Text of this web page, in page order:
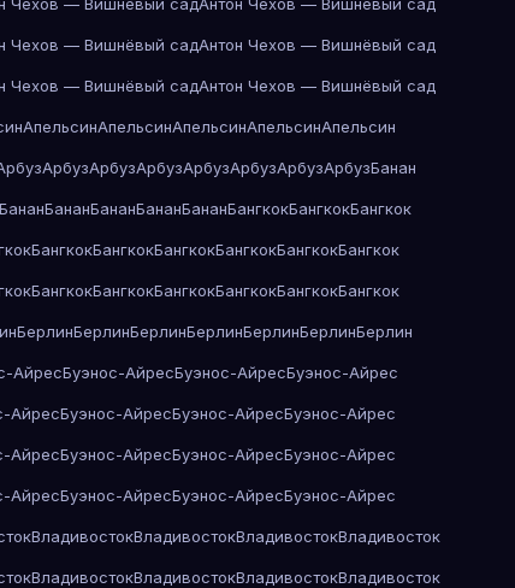
Чехов — Вишнёвый садАнтон Чехов — Вишнёвый сад
Чехов — Вишнёвый садАнтон Чехов — Вишнёвый сад
АпельсинАпельсинАпельсинАпельсинАпельсин
АрбузАрбузАрбузАрбузАрбузАрбузАрбузБанан
БананБананБананБананБананБангкокБангкокБангкок
БангкокБангкокБангкокБангкокБангкокБангкок
БангкокБангкокБангкокБангкокБангкокБангкок
БерлинБерлинБерлинБерлинБерлинБерлинБерлин
АйресБуэнос-АйресБуэнос-АйресБуэнос-Айрес
АйресБуэнос-АйресБуэнос-АйресБуэнос-Айрес
АйресБуэнос-АйресБуэнос-АйресБуэнос-Айрес
АйресБуэнос-АйресБуэнос-АйресБуэнос-Айрес
ВладивостокВладивостокВладивостокВладивосток
ВладивостокВладивостокВладивостокВладивосток